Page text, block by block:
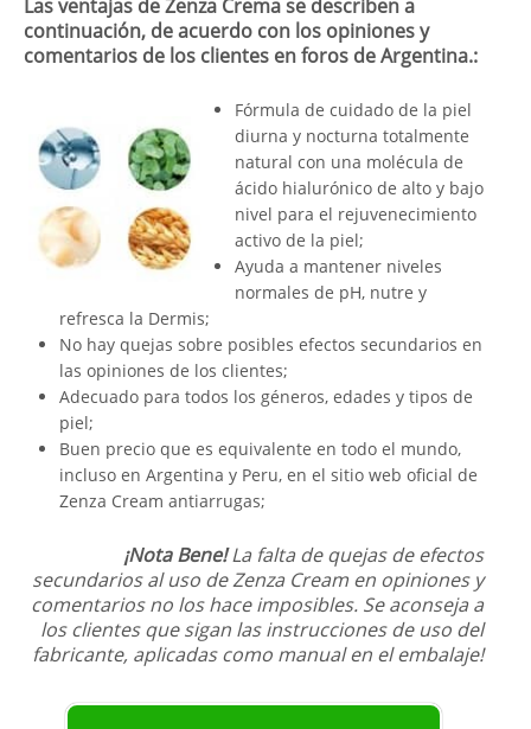
Las ventajas de Zenza Crema se describen a
continuación, de acuerdo con los opiniones y
comentarios de los clientes en foros de Argentina.:
Fórmula de cuidado de la piel
diurna y nocturna totalmente
natural con una molécula de
ácido hialurónico de alto y bajo
nivel para el rejuvenecimiento
activo de la piel;
Ayuda a mantener niveles
normales de pH, nutre y
refresca la Dermis;
No hay quejas sobre posibles efectos secundarios en
las opiniones de los clientes;
Adecuado para todos los géneros, edades y tipos de
piel;
Buen precio que es equivalente en todo el mundo,
incluso en Argentina y Peru, en el sitio web oficial de
Zenza Cream antiarrugas;
¡Nota Bene!La falta de quejas de efectos
secundarios al uso de Zenza Cream en opiniones y
comentarios no los hace imposibles. Se aconseja a
los clientes que sigan las instrucciones de uso del
fabricante, aplicadas como manual en el embalaje!